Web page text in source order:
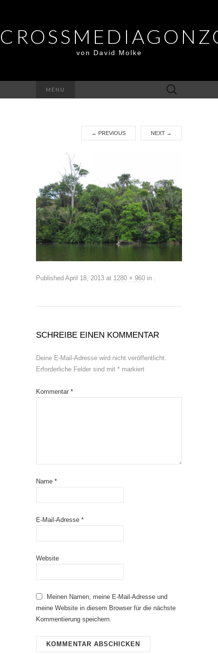
von David Molke
MENU
Suche
nach:
← PREVIOUS NEXT →
Published April 18, 2013 at 1280 × 960 in .
SCHREIBE EINEN KOMMENTAR
Deine E-Mail-Adresse wird nicht veröffentlicht.
Erforderliche Felder sind mit * markiert
Kommentar *
Name *
E-Mail-Adresse *
Website
Meinen Namen, meine E-Mail-Adresse und
meine Website in diesem Browser für die nächste
Kommentierung speichern.